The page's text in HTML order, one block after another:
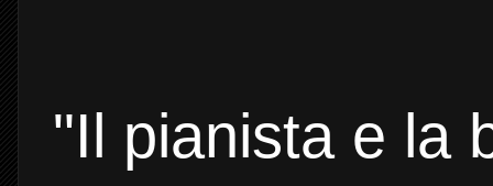
"Il pianista e la